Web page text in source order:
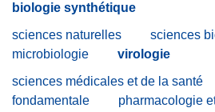
biologie synthétique
sciences naturelles
sciences
microbiologie
virologie
sciences médicales et de la santé
fondamentale
pharmacologie